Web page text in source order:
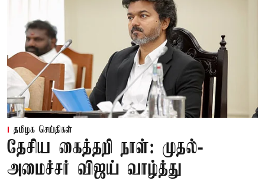
தமிழக செய்திகள்
தேசிய கைத்தறி நாள்: முதல்-
அமைச்சர் விஜய் வாழ்த்து